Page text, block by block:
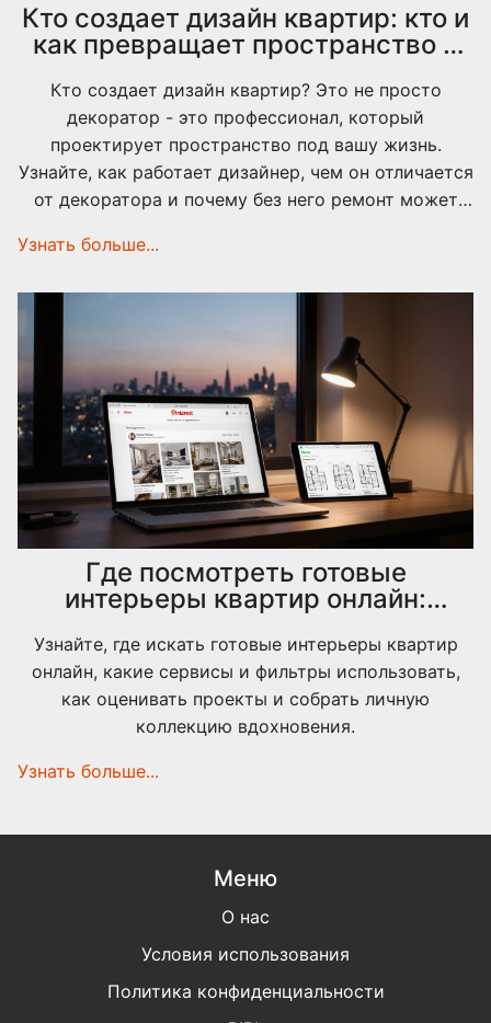
Кто создает дизайн квартир: кто и
как превращает пространство в
комфортный дом
Кто создает дизайн квартир? Это не просто
декоратор - это профессионал, который
проектирует пространство под вашу жизнь.
Узнайте, как работает дизайнер, чем он отличается
от декоратора и почему без него ремонт может
Узнать больше...
Где посмотреть готовые
интерьеры квартир онлайн:
лучшие ресурсы 2025
Узнайте, где искать готовые интерьеры квартир
онлайн, какие сервисы и фильтры использовать,
как оценивать проекты и собрать личную
коллекцию вдохновения.
Узнать больше...
Меню
О нас
Условия использования
Политика конфиденциальности